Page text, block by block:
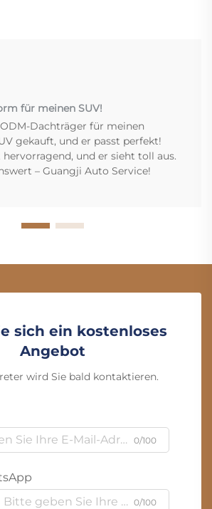
für meinen SUV!
Dachträger für meinen
gekauft, und er passt perfekt!
und er sieht toll aus.
– Guangji Auto Service!
sich ein kostenloses
Angebot
wird Sie bald kontaktieren.
0/100
0/100